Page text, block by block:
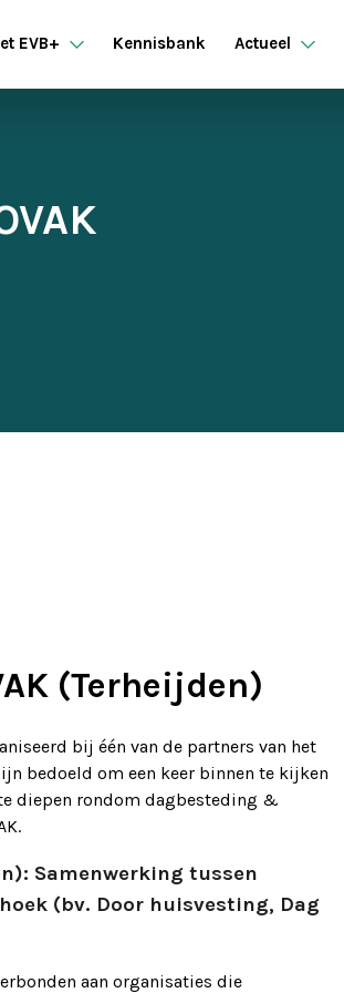
EVB+ Kennisbank Actueel
(Terheijden)
bij één van de partners van het
bedoeld om een keer binnen te kijken
diepen rondom dagbesteding &
Samenwerking tussen
(bv. Door huisvesting, Dag
aan organisaties die